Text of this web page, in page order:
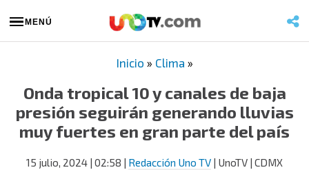
MENÚ
Inicio » Clima »
Onda tropical 10 y canales de baja
presión seguirán generando lluvias
muy fuertes en gran parte del país
15 julio, 2024 | 02:58 | Redacción Uno TV | UnoTV | CDMX